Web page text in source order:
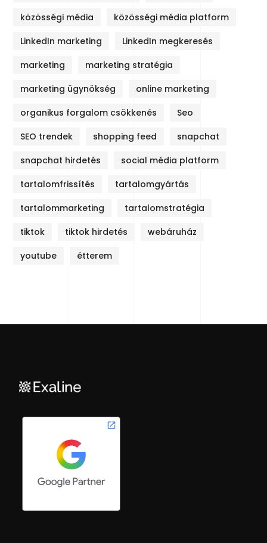
közösségi média
közösségi média platform
LinkedIn marketing
LinkedIn megkeresés
marketing
marketing stratégia
marketing ügynökség
online marketing
organikus forgalom csökkenés
Seo
SEO trendek
shopping feed
snapchat
snapchat hirdetés
social média platform
tartalomfrissítés
tartalomgyártás
tartalommarketing
tartalomstratégia
tiktok
tiktok hirdetés
webáruház
youtube
étterem